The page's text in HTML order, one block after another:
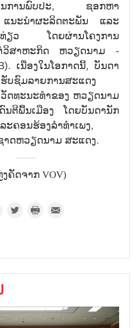
ຂໃນການພົບປະ, ຊອກຫາ
ນະນຳຜະລິດຕະພັນ ແລະ
ທ່ຽວ ໂດຍຜ່ານໂຄງການ
ວິສາຫະກິດ ຫວຽດນາມ -
ເນື່ອງໃນໂອກາດນີ້, ບັນດາ
ບຊົມລາຍການສະແດງ
ດທະນະທຳຂອງ ຫວຽດນາມ
ນຕີພື້ນເມືອງ ໂດຍບັນດານັກ
ະຄອນຮ້ອງລຳທຳເພງ,
ດຫວຽດນາມ ສະແດງ.
ຄັດຈາກ VOV)